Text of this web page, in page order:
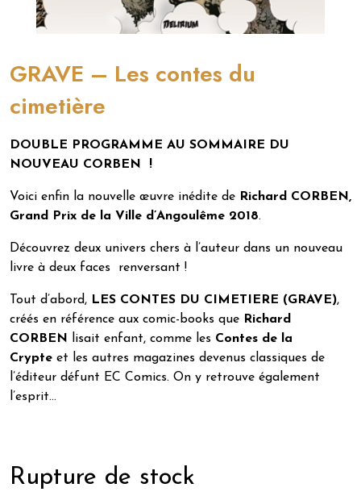
GRAVE – Les contes du
cimetière
DOUBLE PROGRAMME AU SOMMAIRE DU
NOUVEAU CORBEN !
Voici enfin la nouvelle œuvre inédite de Richard CORBEN,
Grand Prix de la Ville d’Angoulême 2018.
Découvrez deux univers chers à l’auteur dans un nouveau
livre à deux faces renversant !
Tout d’abord, LES CONTES DU CIMETIERE (GRAVE),
créés en référence aux comic-books que Richard
CORBEN
lisait enfant, comme les Contes de la
Crypte et les autres magazines devenus classiques de
l’éditeur défunt EC Comics. On y retrouve également
l’esprit…
Rupture de stock